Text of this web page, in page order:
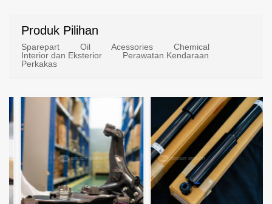
Produk Pilihan
Sparepart Oil Acessories
Chemical
Interior dan Eksterior
Perawatan Kendaraan
Perkakas